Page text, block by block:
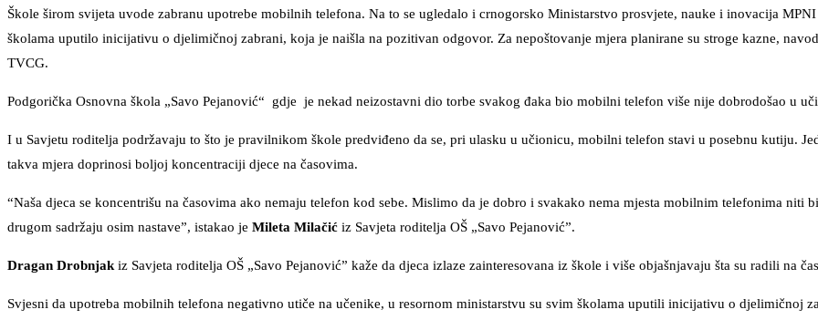
Škole širom svijeta uvode zabranu upotrebe mobilnih telefona. Na to se ugledalo i crnogorsko Ministarstvo prosvjete, nauke i inovacija
školama uputilo inicijativu o djelimičnoj zabrani, koja je naišla na pozitivan odgovor. Za nepoštovanje mjera planirane su stroge kazne,
TVCG.
Podgorička Osnovna škola „Savo Pejanović“ gdje je nekad neizostavni dio torbe svakog đaka bio mobilni telefon više nije dobrodošao u
I u Savjetu roditelja podržavaju to što je pravilnikom škole predviđeno da se, pri ulasku u učionicu, mobilni telefon stavi u posebnu kutiju.
takva mjera doprinosi boljoj koncentraciji djece na časovima.
“Naša djeca se koncentrišu na časovima ako nemaju telefon kod sebe. Mislimo da je dobro i svakako nema mjesta mobilnim telefonima niti
drugom sadržaju osim nastave”, istakao je Mileta Milačić iz Savjeta roditelja OŠ „Savo Pejanović”.
Dragan Drobnjakiz Savjeta roditelja OŠ „Savo Pejanović” kaže da djeca izlaze zainteresovana iz škole i više objašnjavaju šta su radili na
Svjesni da upotreba mobilnih telefona negativno utiče na učenike, u resornom ministarstvu su svim školama uputili inicijativu o djelimičnoj